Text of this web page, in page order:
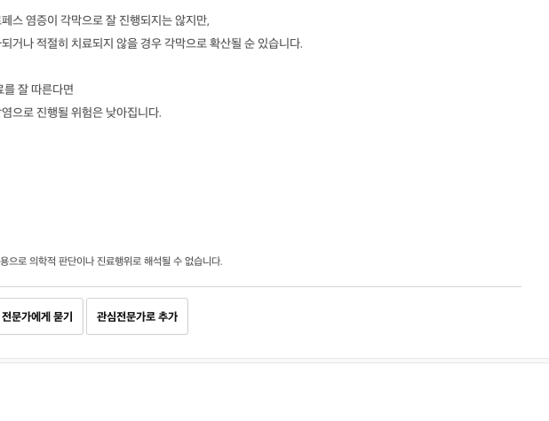
스 염증이 각막으로 잘 진행되지는 않지만,
거나 적절히 치료되지 않을 경우 각막으로 확산될 순 있습니다.
를 잘 따른다면
으로 진행될 위험은 낮아집니다.
으로 의학적 판단이나 진료행위로 해석될 수 없습니다.
문가에게 묻기 관심전문가로 추가